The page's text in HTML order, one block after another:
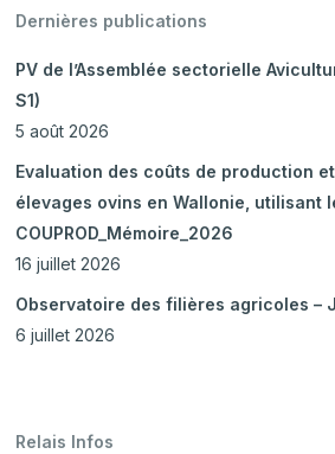
Dernières publications
PV de l’Assemblée sectorielle
S1)
5 août 2026
Evaluation des coûts de production
élevages ovins en Wallonie, utilisant
COUPROD_Mémoire_2026
16 juillet 2026
Observatoire des filières agricoles –
6 juillet 2026
Relais Infos